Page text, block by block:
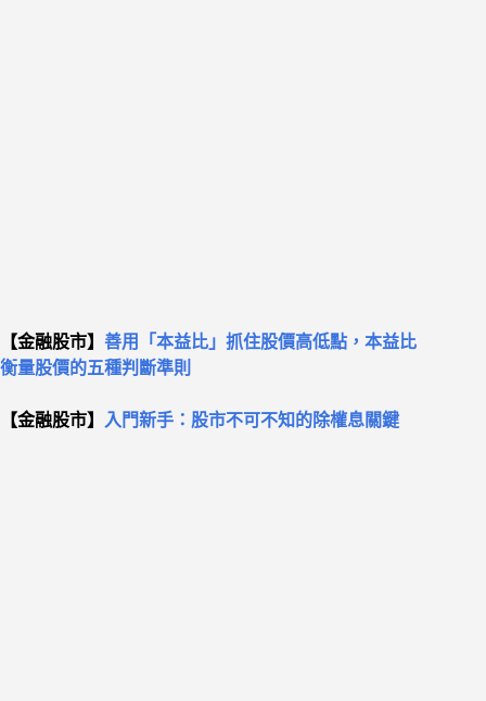
【金融股市】 善用「本益比」抓住股價高低點，本益比
衡量股價的五種判斷準則
【金融股市】 入門新手：股市不可不知的除權息關鍵